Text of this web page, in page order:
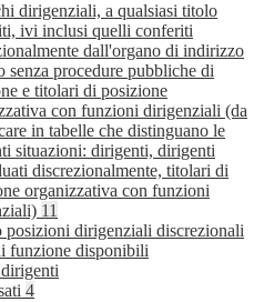
dirigenziali, a qualsiasi titolo
ivi inclusi quelli conferiti
dall'organo di indirizzo
senza procedure pubbliche di
e titolari di posizione
con funzioni dirigenziali (da
in tabelle che distinguano le
situazioni: dirigenti, dirigenti
discrezionalmente, titolari di
organizzativa con funzioni
11
posizioni dirigenziali discrezionali
funzione disponibili
4